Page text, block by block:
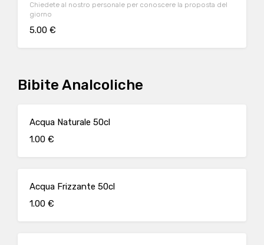
Chiedete al nostro personale per conoscere la proposta del
giorno
5.00 €
Bibite Analcoliche
Acqua Naturale 50cl
1.00 €
Acqua Frizzante 50cl
1.00 €